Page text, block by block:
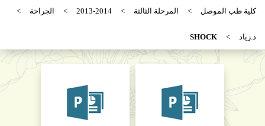
كلية طب الموصل المرحلة الثالثة 2013-2014 الجراحة
د.زياد SHOCK